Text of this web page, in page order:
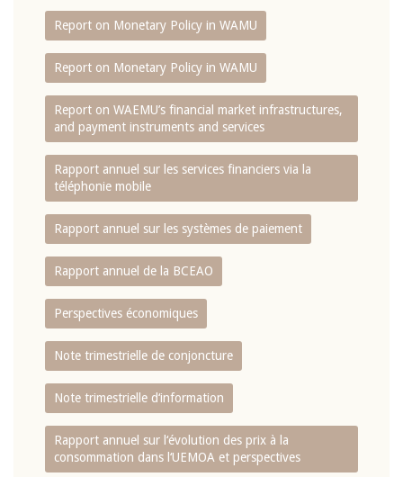
Report on Monetary Policy in WAMU
Report on Monetary Policy in WAMU
Report on WAEMU’s financial market infrastructures,
and payment instruments and services
Rapport annuel sur les services financiers via la
téléphonie mobile
Rapport annuel sur les systèmes de paiement
Rapport annuel de la BCEAO
Perspectives économiques
Note trimestrielle de conjoncture
Note trimestrielle d‘information
Rapport annuel sur l‘évolution des prix à la
consommation dans l‘UEMOA et perspectives